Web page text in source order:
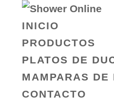
INICIO
PRODUCTOS
PLATOS DE
MAMPARAS DE
CONTACTO